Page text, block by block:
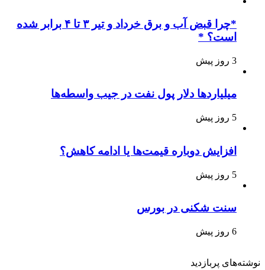
*چرا قبض آب و برق خرداد و تیر ۳ تا ۴ برابر شده
است؟ *
3 روز پیش
میلیاردها دلار پول نفت در جیب واسطه‌ها
5 روز پیش
افزایش دوباره قیمت‌ها یا ادامه کاهش؟
5 روز پیش
سنت شکنی در بورس
6 روز پیش
نوشته‌های پربازدید